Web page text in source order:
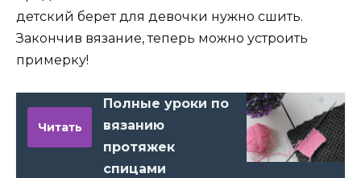
детский берет для девочки нужно сшить.
Закончив вязание, теперь можно устроить
примерку!
Читать
Полные уроки по
вязанию
протяжек
спицами